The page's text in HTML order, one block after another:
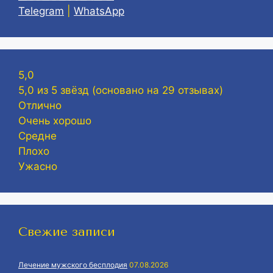
Telegram
WhatsApp
5,0
5,0 из 5 звёзд (основано на 29 отзывах)
Отлично
Очень хорошо
Средне
Плохо
Ужасно
Свежие записи
Лечение мужского бесплодия 07.08.2026